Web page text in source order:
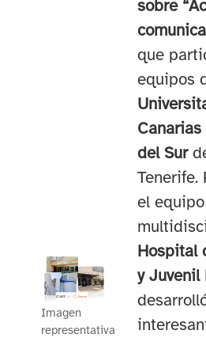
Imagen
representativa
sobre
que
equipos
del Sur
Tenerife.
el equipo
Hospital
y Juvenil